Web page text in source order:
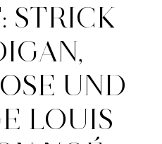
STRICK
UND
LOUIS